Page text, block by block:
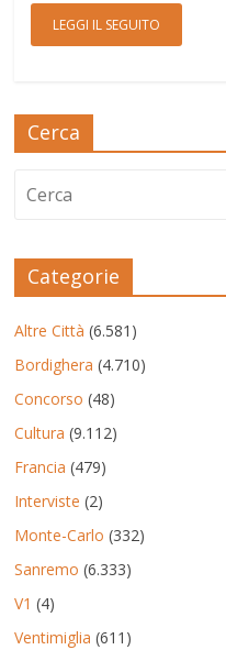
LEGGI IL SEGUITO
Cerca
Categorie
Altre Città (6.581)
Bordighera (4.710)
Concorso (48)
Cultura (9.112)
Francia (479)
Interviste (2)
Monte-Carlo (332)
Sanremo (6.333)
V1 (4)
Ventimiglia (611)